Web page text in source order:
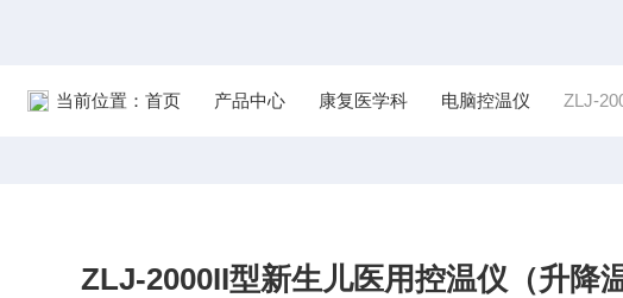
当前位置： 首页 产品中心 康复医学科 电脑控温仪 ZLJ-
ZLJ-2000II型新生儿医用控温仪（升降温